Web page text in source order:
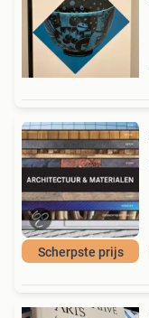
Scherpste prijs